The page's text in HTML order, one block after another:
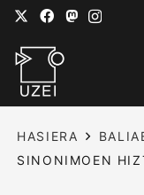
HASIERA
SINONIMOEN